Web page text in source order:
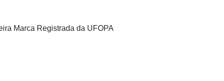
Marca Registrada da UFOPA